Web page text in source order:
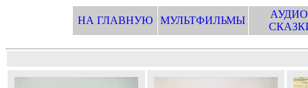
НА ГЛАВНУЮ МУЛЬТФИЛЬМЫ